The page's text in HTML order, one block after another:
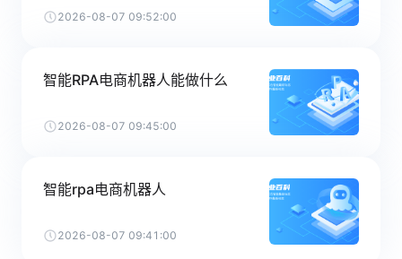
2026-08-07 09:52:00
智能RPA电商机器人能做什么
2026-08-07 09:45:00
智能rpa电商机器人
2026-08-07 09:41:00